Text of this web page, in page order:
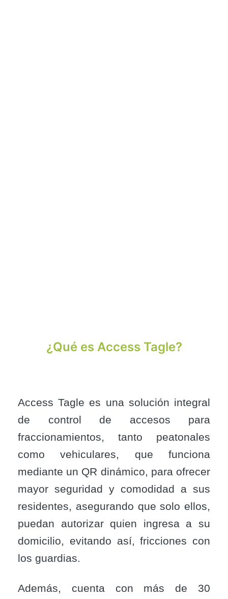
¿Qué es Access Tagle?
Access Tagle es una solución integral
de control de accesos para
fraccionamientos, tanto peatonales
como vehiculares, que funciona
mediante un QR dinámico, para ofrecer
mayor seguridad y comodidad a sus
residentes, asegurando que solo ellos,
puedan autorizar quien ingresa a su
domicilio, evitando así, fricciones con
los guardias.
Además, cuenta con más de 30